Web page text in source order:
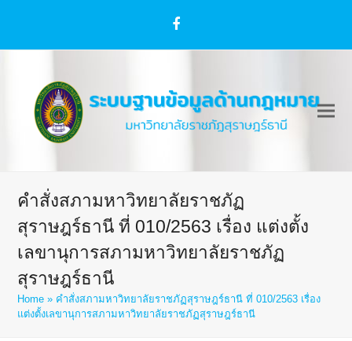
Facebook
คำสั่งสภามหาวิทยาลัยราชภัฏ
สุราษฎร์ธานี ที่ 010/2563 เรื่อง แต่งตั้ง
เลขานุการสภามหาวิทยาลัยราชภัฏ
สุราษฎร์ธานี
Home » คำสั่งสภามหาวิทยาลัยราชภัฏสุราษฎร์ธานี ที่ 010/2563 เรื่อง
แต่งตั้งเลขานุการสภามหาวิทยาลัยราชภัฏสุราษฎร์ธานี